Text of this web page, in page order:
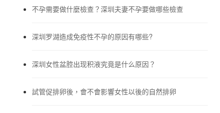
不孕需要做什麼檢查？深圳夫妻不孕要做哪些檢查
深圳罗湖造成免疫性不孕的原因有哪些?
深圳女性盆腔出现积液究竟是什么原因？
試管促排卵後，會不會影響女性以後的自然排卵